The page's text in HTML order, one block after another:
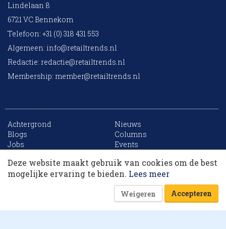
Lindelaan 8
6721 VC Bennekom
Telefoon: +31 (0) 318 431 553
Algemeen: info@retailtrends.nl
Redactie: redactie@retailtrends.nl
Membership: member@retailtrends.nl
Achtergrond
Nieuws
Blogs
Columns
Jobs
Events
Archief
Sitemap
Website is powered by
Deze website maakt gebruik van cookies om de best
mogelijke ervaring te bieden. Lees meer
Weigeren Accepteren
10 collega’s
Korting op events